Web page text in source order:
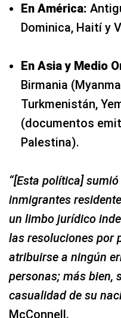
En América:
Dominica, Haití y
En Asia y Medio
Birmania
Turkmenistán,
(documentos
Palestina).
“[Esta política]
inmigrantes
un limbo jurídico
las resoluciones por
atribuirse a ningún
personas; más bien,
casualidad de su
McConnell.